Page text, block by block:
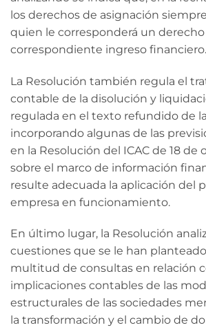
los derechos de asignación
quien le corresponderá un
correspondiente ingreso financiero.
La Resolución también regula el
contable de la disolución y
regulada en el texto refundido de la
incorporando algunas de las
en la Resolución del ICAC de 18 de
sobre el marco de información
resulte adecuada la aplicación del
empresa en funcionamiento.
En último lugar, la Resolución
cuestiones que se le han planteado
multitud de consultas en relación
implicaciones contables de las
estructurales de las sociedades
la transformación y el cambio de